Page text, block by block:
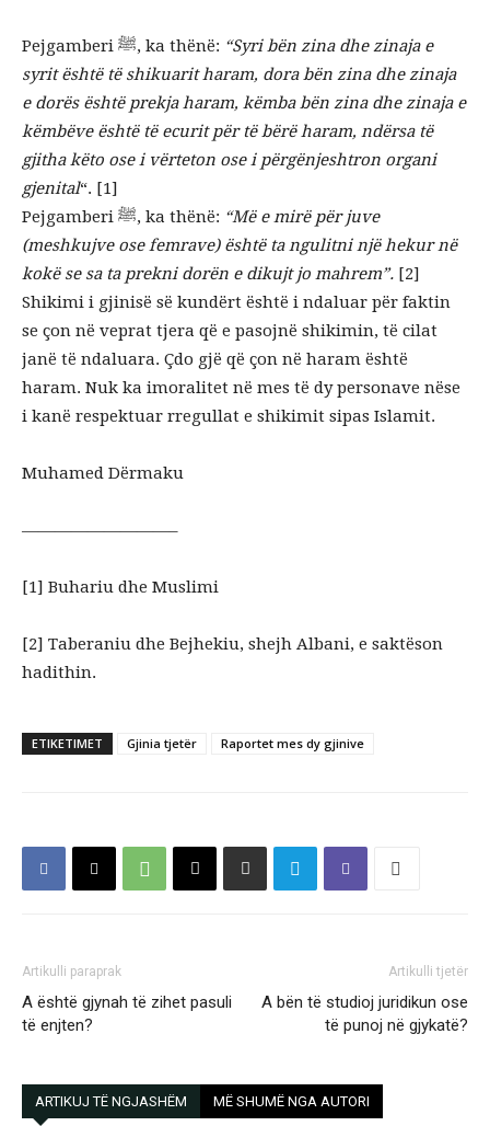
Pejgamberi ﷺ, ka thënë: “Syri bën zina dhe zinaja e
syrit është të shikuarit haram, dora bën zina dhe zinaja
e dorës është prekja haram, këmba bën zina dhe zinaja e
këmbëve është të ecurit për të bërë haram, ndërsa të
gjitha këto ose i vërteton ose i përgënjeshtron organi
gjenital“. [1]
Pejgamberi ﷺ, ka thënë: “Më e mirë për juve
(meshkujve ose femrave) është ta ngulitni një hekur në
kokë se sa ta prekni dorën e dikujt jo mahrem”. [2]
Shikimi i gjinisë së kundërt është i ndaluar për faktin
se çon në veprat tjera që e pasojnë shikimin, të cilat
janë të ndaluara. Çdo gjë që çon në haram është
haram. Nuk ka imoralitet në mes të dy personave nëse
i kanë respektuar rregullat e shikimit sipas Islamit.
Muhamed Dërmaku
—————————–
[1] Buhariu dhe Muslimi
[2] Taberaniu dhe Bejhekiu, shejh Albani, e saktëson
hadithin.
ETIKETIMET Gjinia tjetër Raportet mes dy gjinive
Artikulli paraprak
A është gjynah të zihet pasuli
të enjten?
Artikulli tjetër
A bën të studioj juridikun ose
të punoj në gjykatë?
ARTIKUJ TË NGJASHËM MË SHUMË NGA AUTORI